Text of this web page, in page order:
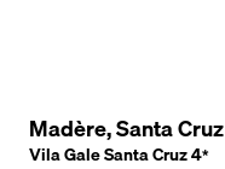
Madère, Santa Cruz
Vila Gale Santa Cruz4*